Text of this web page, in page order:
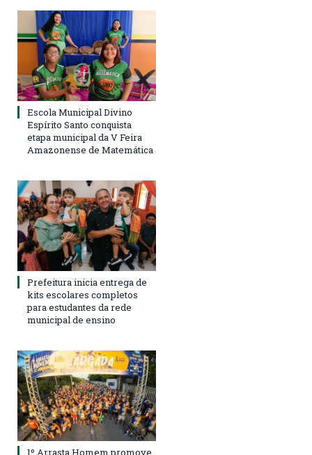
Escola Municipal Divino
Espírito Santo conquista
etapa municipal da V Feira
Amazonense de Matemática
Prefeitura inicia entrega de
kits escolares completos
para estudantes da rede
municipal de ensino